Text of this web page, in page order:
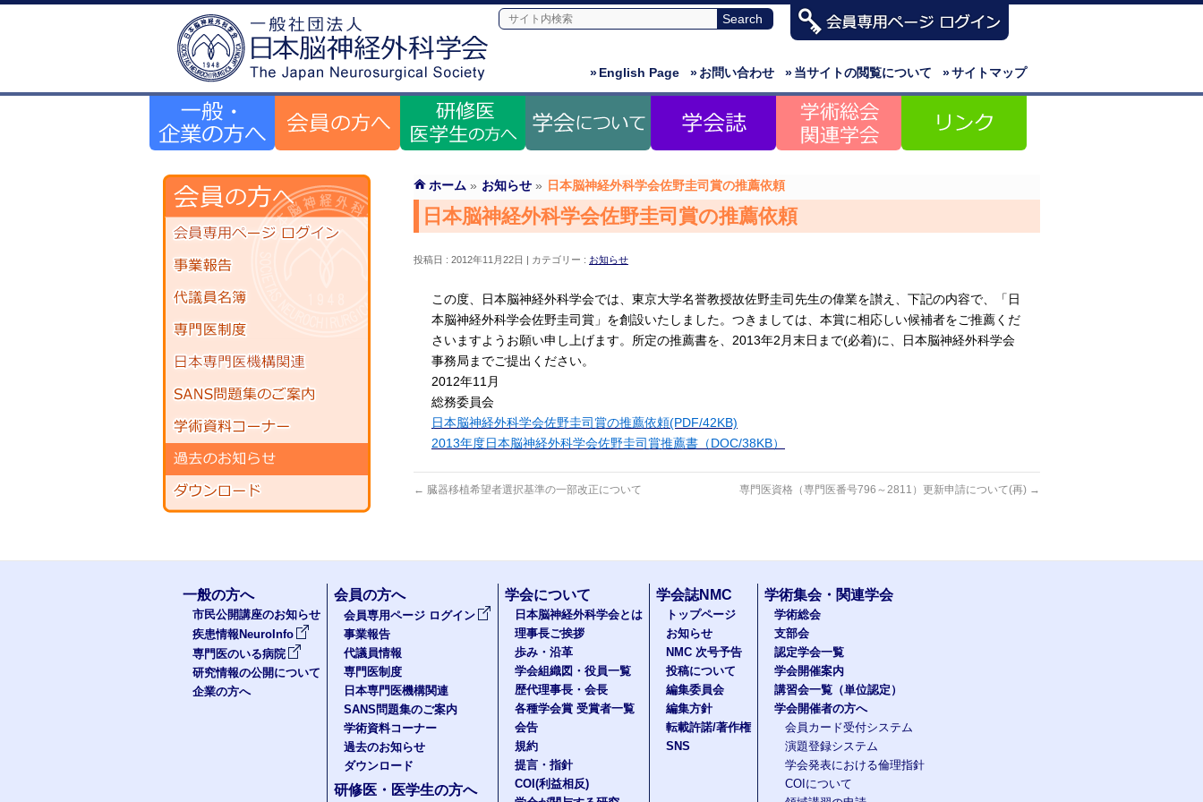
»サイトマップ
»当サイトの閲覧について
»お問い合わせ
»English Page
ホーム » お知らせ » 日本脳神経外科学会佐野圭司賞の推薦依頼
日本脳神経外科学会佐野圭司賞の推薦依頼
投稿日 : 2012年11月22日 カテゴリー : お知らせ
この度、日本脳神経外科学会では、東京大学名誉教授故佐野圭司先生の偉業を讃え、下記の内容で、「日
本脳神経外科学会佐野圭司賞」を創設いたしました。つきましては、本賞に相応しい候補者をご推薦くだ
さいますようお願い申し上げます。所定の推薦書を、2013年2月末日まで(必着)に、日本脳神経外科学会
事務局までご提出ください。
2012年11月
総務委員会
日本脳神経外科学会佐野圭司賞の推薦依頼(PDF/42KB)
2013年度日本脳神経外科学会佐野圭司賞推薦書（DOC/38KB）
← 臓器移植希望者選択基準の一部改正について 専門医資格（専門医番号796～2811）更新申請について(再) →
一般の方へ
市民公開講座のお知らせ
疾患情報NeuroInfo
専門医のいる病院
研究情報の公開について
企業の方へ
会員の方へ
会員専用ページ ログイン
事業報告
代議員情報
専門医制度
日本専門医機構関連
SANS問題集のご案内
学術資料コーナー
過去のお知らせ
ダウンロード
研修医・医学生の方へ
学会について
日本脳神経外科学会とは
理事長ご挨拶
歩み・沿革
学会組織図・役員一覧
歴代理事長・会長
各種学会賞 受賞者一覧
会告
規約
提言・指針
COI(利益相反)
学会誌NMC
トップページ
お知らせ
NMC 次号予告
投稿について
編集委員会
編集方針
転載許諾/著作権
SNS
学術集会・関連学会
学術総会
支部会
認定学会一覧
学会開催案内
講習会一覧（単位認定）
学会開催者の方へ
会員カード受付システム
演題登録システム
学会発表における倫理指針
COIについて